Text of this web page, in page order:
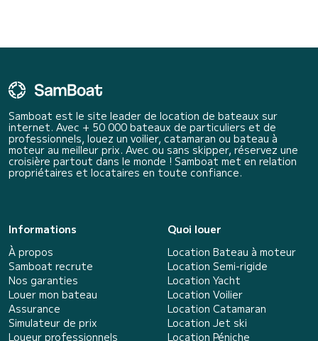
Samboat est le site leader de location de bateaux sur
internet. Avec + 50 000 bateaux de particuliers et de
professionnels, louez un voilier, catamaran ou bateau à
moteur au meilleur prix. Avec ou sans skipper, réservez une
croisière partout dans le monde ! Samboat met en relation
propriétaires et locataires en toute confiance.
Informations
À propos
Samboat recrute
Nos garanties
Louer mon bateau
Assurance
Simulateur de prix
Loueur professionnels
Quoi louer
Location Bateau à moteur
Location Semi-rigide
Location Yacht
Location Voilier
Location Catamaran
Location Jet ski
Location Péniche